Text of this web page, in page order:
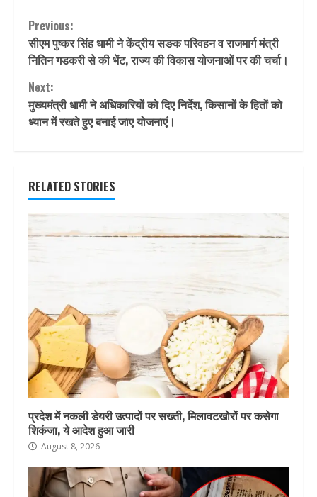
Continue
Reading
Previous:
सीएम पुष्कर सिंह धामी ने केंद्रीय सङक परिवहन व राजमार्ग मंत्री
नितिन गडकरी से की भेंट, राज्य की विकास योजनाओं पर की चर्चा।
Next:
मुख्यमंत्री धामी ने अधिकारियों को दिए निर्देश, किसानों के हितों को
ध्यान में रखते हुए बनाई जाए योजनाएं।
RELATED STORIES
प्रदेश में नकली डेयरी उत्पादों पर सख्ती, मिलावटखोरों पर कसेगा
शिकंजा, ये आदेश हुआ जारी
August 8, 2026